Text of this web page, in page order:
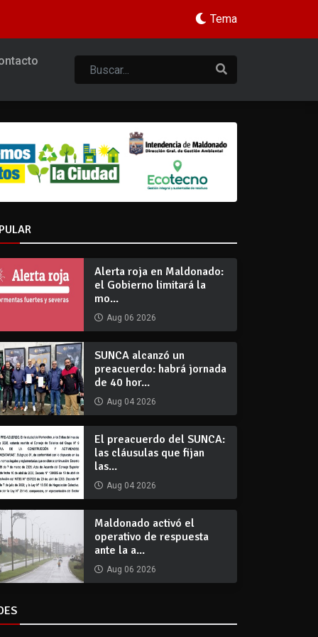
Tema
Alerta roja en Maldonado:
el Gobierno limitará la
mo...
Aug 06 2026
SUNCA alcanzó un
preacuerdo: habrá jornada
de 40 hor...
Aug 04 2026
El preacuerdo del SUNCA:
las cláusulas que fijan
las...
Aug 04 2026
Maldonado activó el
operativo de respuesta
ante la a...
Aug 06 2026